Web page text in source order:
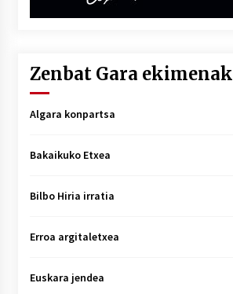
Zenbat Gara ekimenak
Algara konpartsa
Bakaikuko Etxea
Bilbo Hiria irratia
Erroa argitaletxea
Euskara jendea